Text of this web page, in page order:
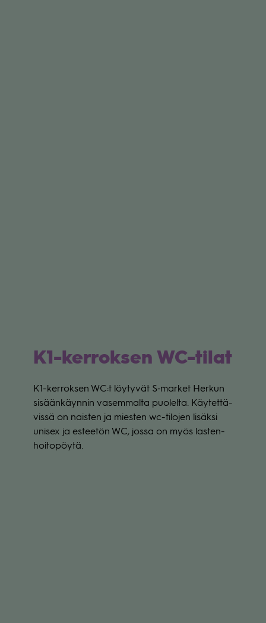
K1-ker­rok­sen WC-tilat
K1-ker­rok­sen WC:t löy­ty­vät S‑market Her­kun
sisään­käyn­nin vasem­malta puo­lelta. Käy­tet­tä­
vissä on nais­ten ja mies­ten wc-tilo­jen lisäksi
uni­sex ja estee­tön WC, jossa on myös las­ten­
hoi­to­pöytä.